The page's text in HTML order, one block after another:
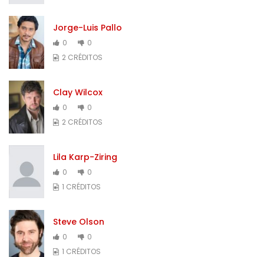
Jorge-Luis Pallo
0
0
2 CRÉDITOS
Clay Wilcox
0
0
2 CRÉDITOS
Lila Karp-Ziring
0
0
1 CRÉDITOS
Steve Olson
0
0
1 CRÉDITOS